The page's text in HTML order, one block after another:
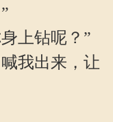
上钻呢？”
我出来，让